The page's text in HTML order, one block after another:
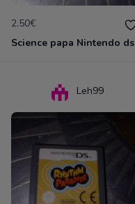
2.50€
Science papa Nintendo ds
Leh99